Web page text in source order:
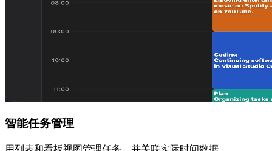
智能任务管理
用列表和看板视图管理任务，并关联实际时间数据。